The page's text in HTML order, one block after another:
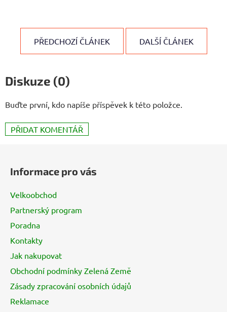
PŘEDCHOZÍ ČLÁNEK DALŠÍ ČLÁNEK
Diskuze (0)
Buďte první, kdo napíše příspěvek k této položce.
PŘIDAT KOMENTÁŘ
Informace pro vás
Velkoobchod
Partnerský program
Poradna
Kontakty
Jak nakupovat
Obchodní podmínky Zelená Země
Zásady zpracování osobních údajů
Reklamace